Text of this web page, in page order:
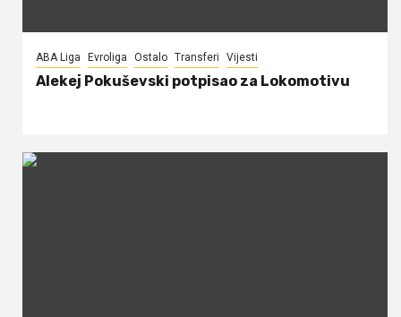
ABA Liga Evroliga Ostalo Transferi Vijesti
Alekej Pokuševski potpisao za Lokomotivu